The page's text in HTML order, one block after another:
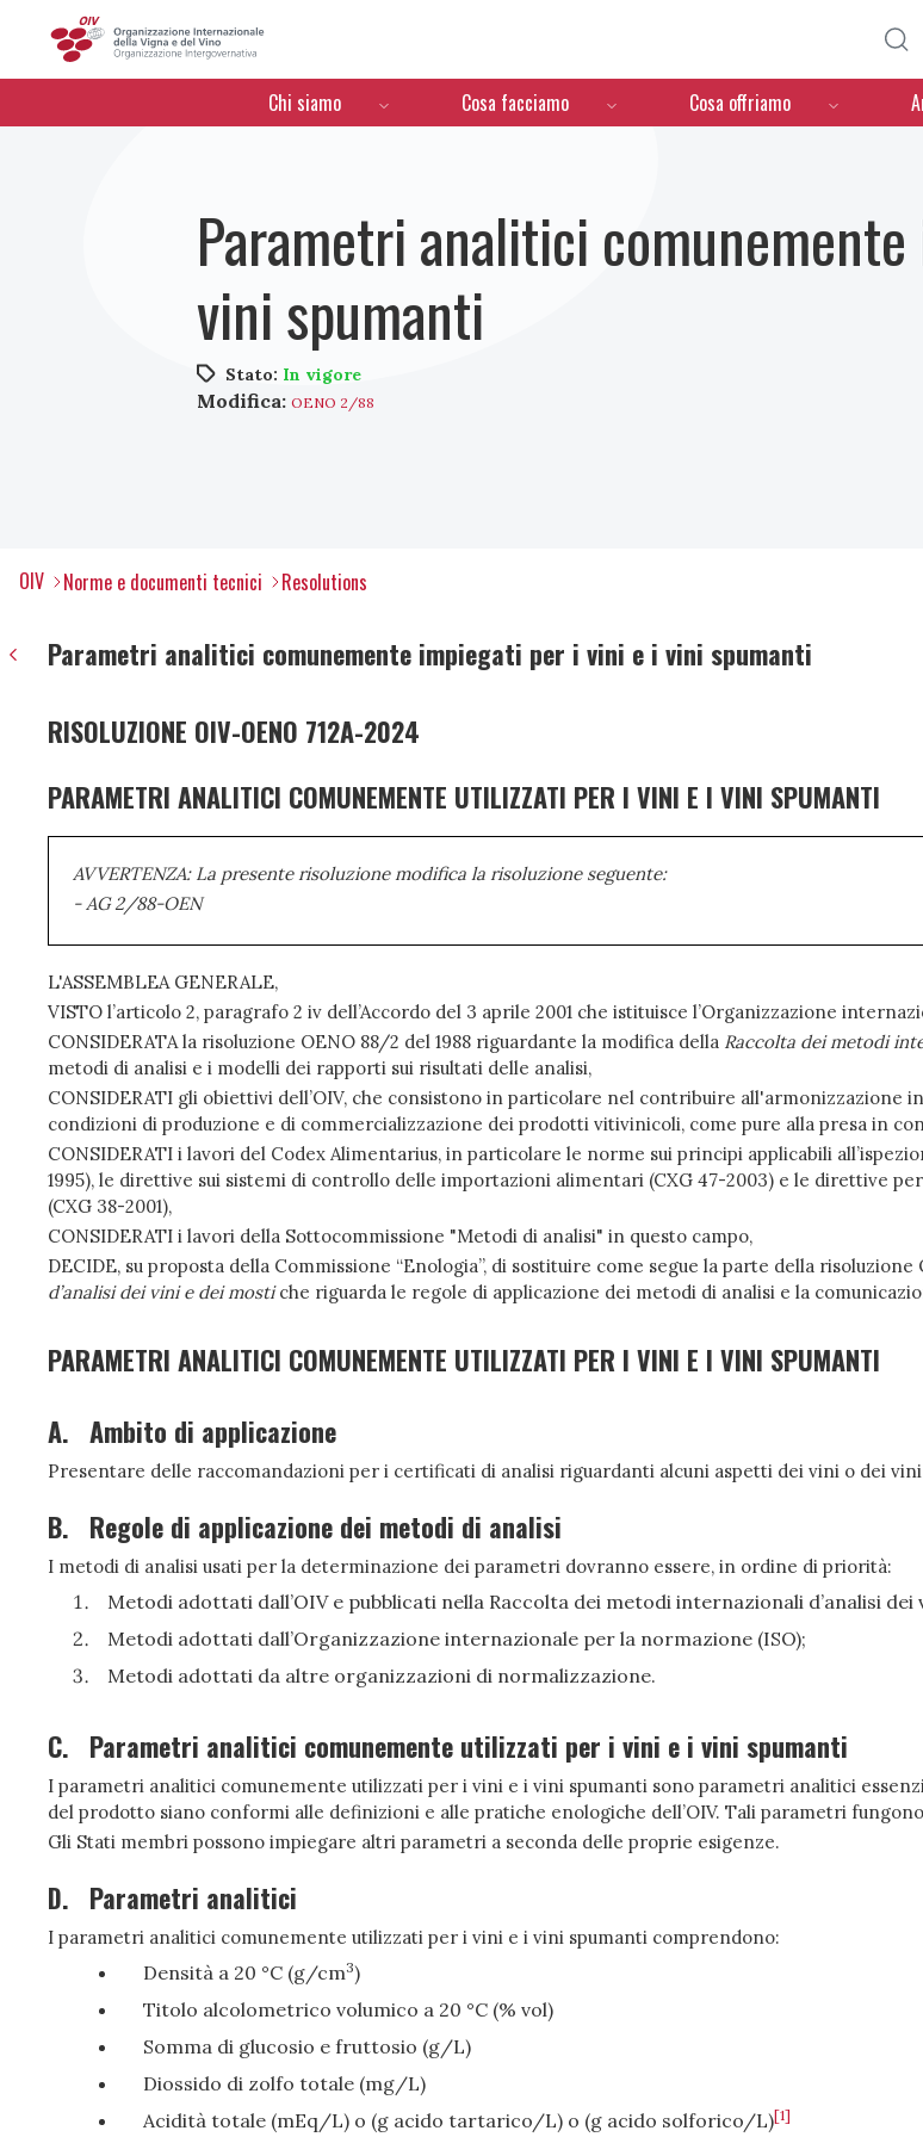
Menú de navegación
Chi siamo Cosa facciamo Cosa offriamo
Parametri analitici
vini spumanti
Stato: In vigore
Modifica: OENO 2/88
OIV Norme e documenti tecnici Resolutions
Parametri analitici comunemente impiegati per i vini e i vini spumanti
RISOLUZIONE OIV-OENO 712A-2024
PARAMETRI ANALITICI COMUNEMENTE UTILIZZATI PER I VINI E I VINI SPUMANTI
AVVERTENZA: La presente risoluzione modifica la risoluzione seguente:
- AG 2/88-OEN
L'ASSEMBLEA GENERALE,
VISTO l’articolo 2, paragrafo 2 iv dell’Accordo del 3 aprile 2001 che istituisce l’Organizzazione
CONSIDERATA la risoluzione OENO 88/2 del 1988 riguardante la modifica della Raccolta dei metodi
metodi di analisi e i modelli dei rapporti sui risultati delle analisi,
CONSIDERATI gli obiettivi dell’OIV, che consistono in particolare nel contribuire
condizioni di produzione e di commercializzazione dei prodotti vitivinicoli, come pure alla presa in
CONSIDERATI i lavori del Codex Alimentarius, in particolare le norme sui principi applicabili
1995), le direttive sui sistemi di controllo delle importazioni alimentari (CXG 47-2003) e le direttive
(CXG 38-2001),
CONSIDERATI i lavori della Sottocommissione "Metodi di analisi" in questo campo,
DECIDE, su proposta della Commissione “Enologia”, di sostituire come segue la parte della
d’analisi dei vini e dei mostiche riguarda le regole di applicazione dei metodi di analisi e la
PARAMETRI ANALITICI COMUNEMENTE UTILIZZATI PER I VINI E I VINI SPUMANTI
A. Ambito di applicazione
Presentare delle raccomandazioni per i certificati di analisi riguardanti alcuni aspetti dei vini o dei
B. Regole di applicazione dei metodi di analisi
I metodi di analisi usati per la determinazione dei parametri dovranno essere, in ordine di priorità:
Metodi adottati dall’OIV e pubblicati nella Raccolta dei metodi internazionali d’analisi dei
Metodi adottati dall’Organizzazione internazionale per la normazione (ISO);
Metodi adottati da altre organizzazioni di normalizzazione.
C. Parametri analitici comunemente utilizzati per i vini e i vini spumanti
I parametri analitici comunemente utilizzati per i vini e i vini spumanti sono parametri analitici
del prodotto siano conformi alle definizioni e alle pratiche enologiche dell’OIV. Tali parametri
Gli Stati membri possono impiegare altri parametri a seconda delle proprie esigenze.
D. Parametri analitici
I parametri analitici comunemente utilizzati per i vini e i vini spumanti comprendono:
Densità a 20 °C (g/cm3)
Titolo alcolometrico volumico a 20 °C (% vol)
Somma di glucosio e fruttosio (g/L)
Diossido di zolfo totale (mg/L)
Acidità totale (mEq/L) o (g acido tartarico/L) o (g acido solforico/L)[1]